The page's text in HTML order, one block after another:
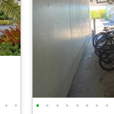
• • • • • • • • • •